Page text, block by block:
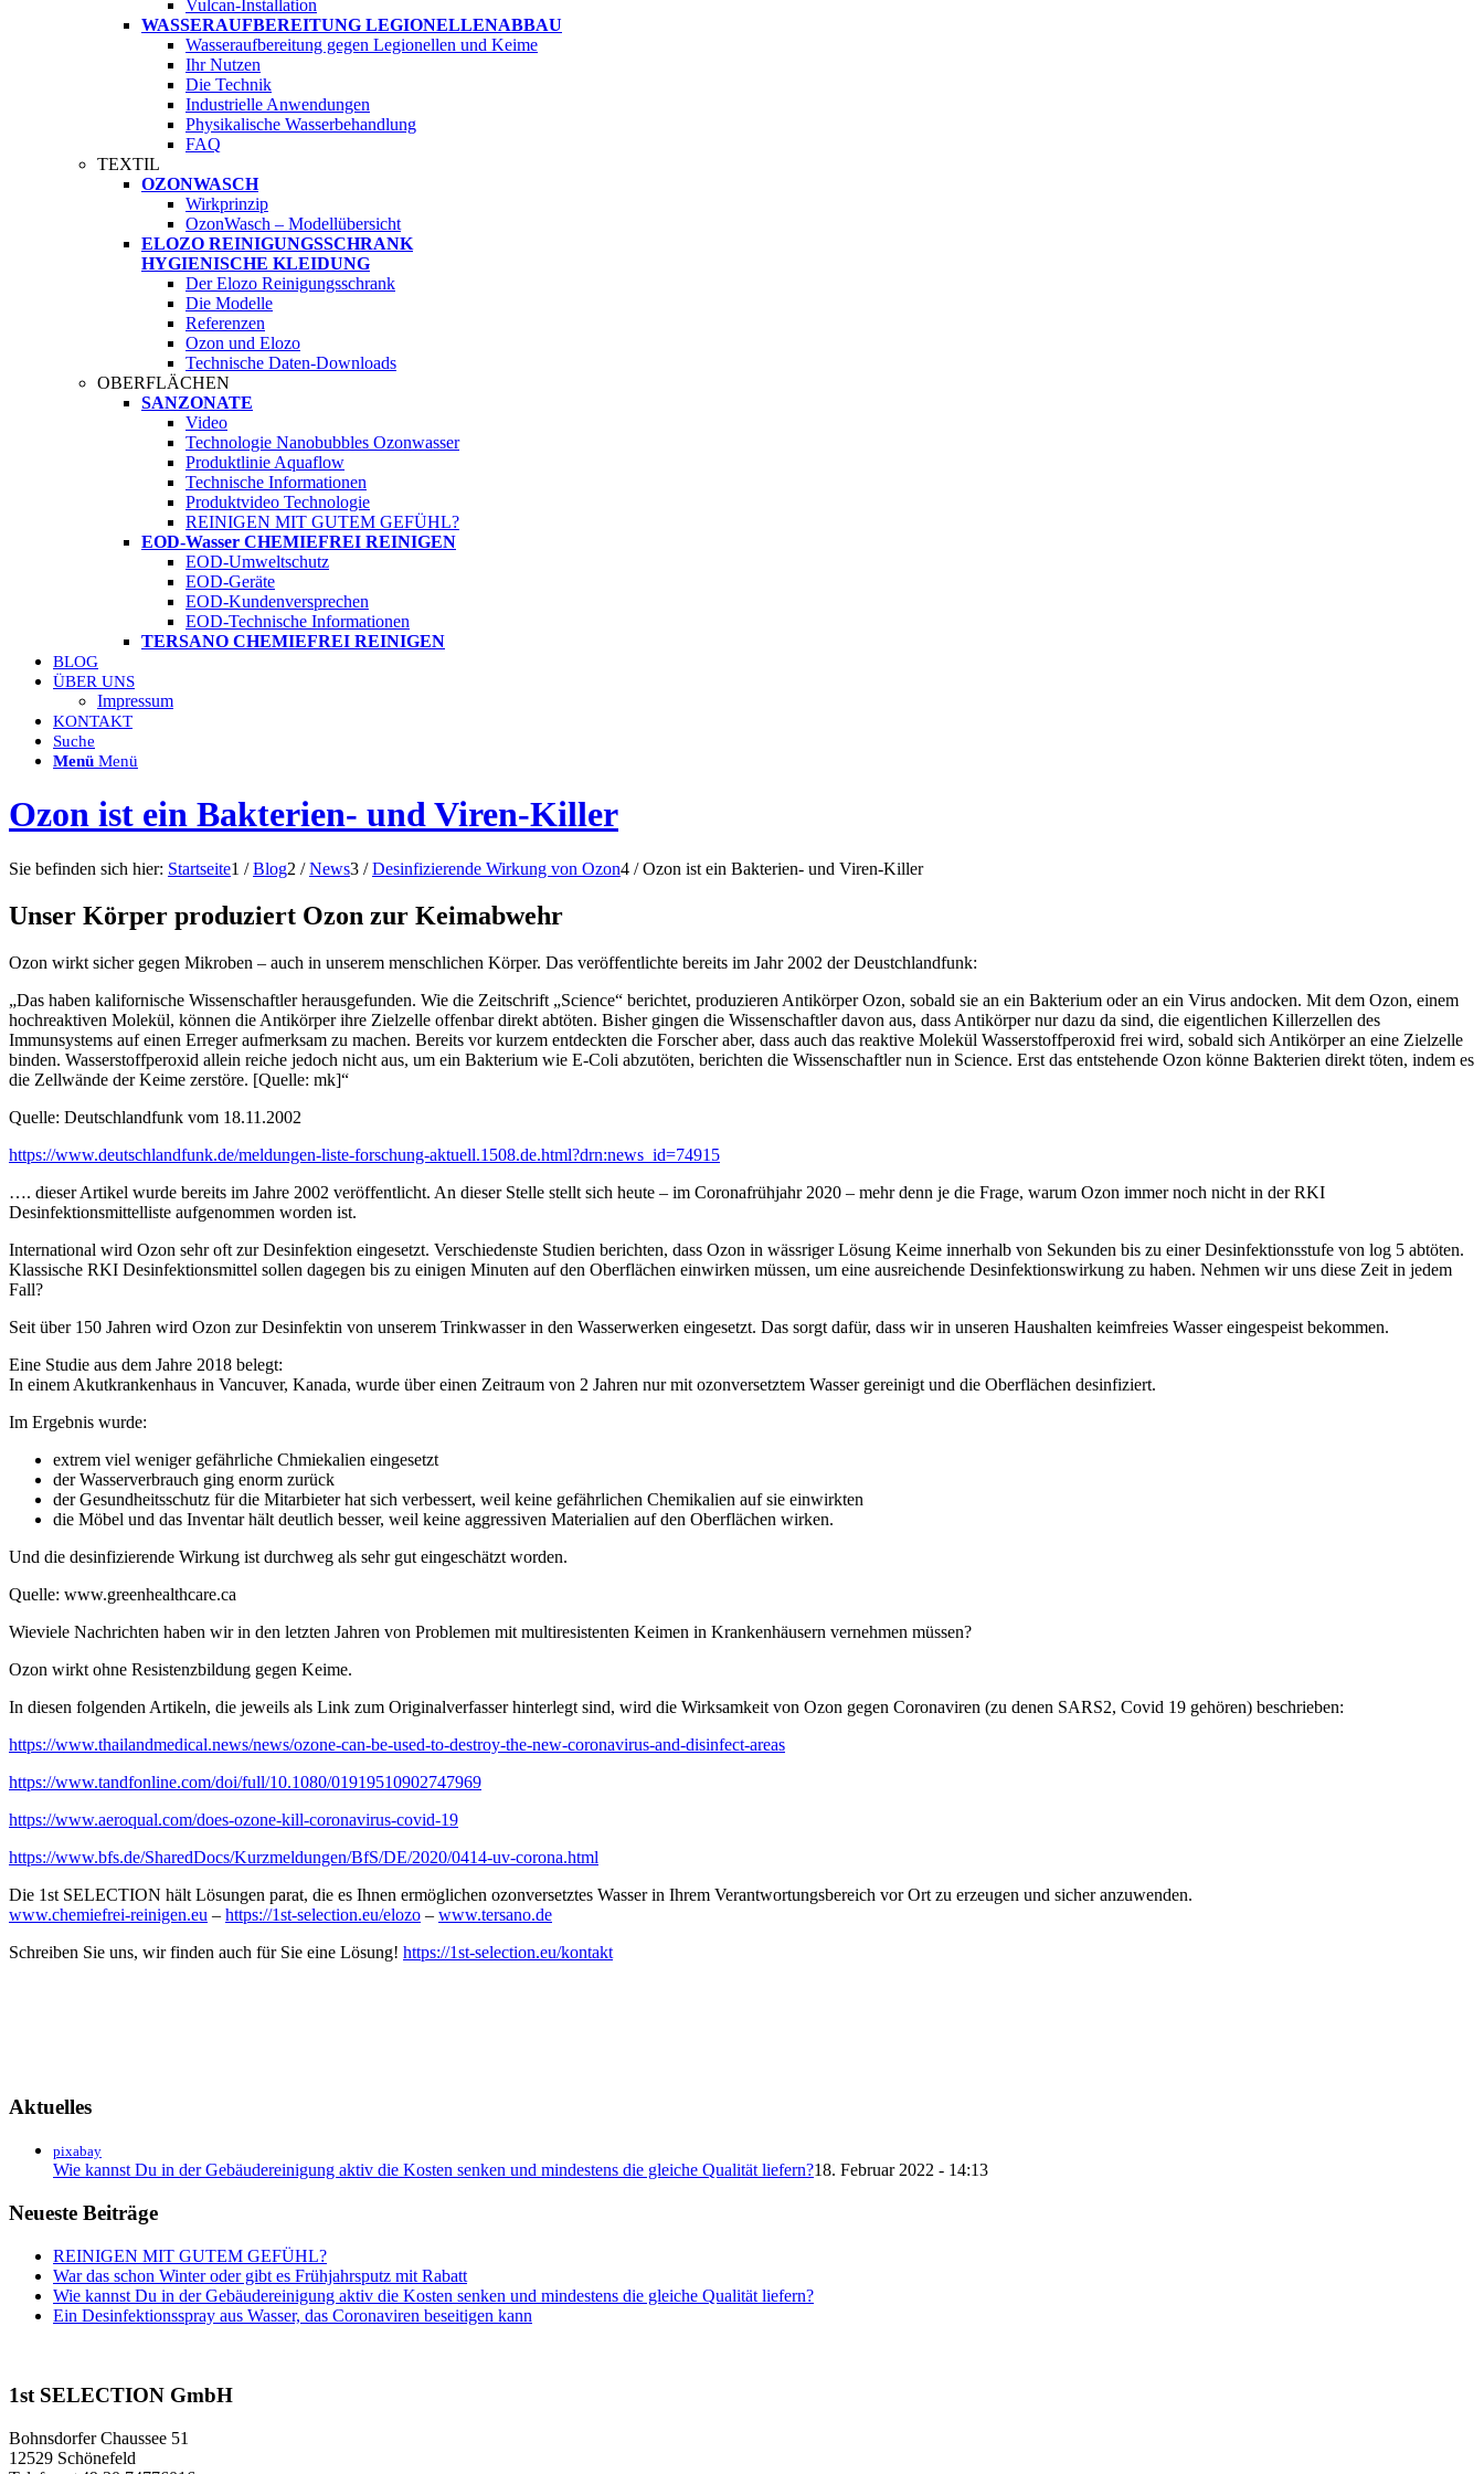
Vulcan-Installation
WASSERAUFBEREITUNG LEGIONELLENABBAU
Wasseraufbereitung gegen Legionellen und Keime
Ihr Nutzen
Die Technik
Industrielle Anwendungen
Physikalische Wasserbehandlung
FAQ
TEXTIL
OZONWASCH
Wirkprinzip
OzonWasch – Modellübersicht
ELOZO REINIGUNGSSCHRANK
HYGIENISCHE KLEIDUNG
Der Elozo Reinigungsschrank
Die Modelle
Referenzen
Ozon und Elozo
Technische Daten-Downloads
OBERFLÄCHEN
SANZONATE
Video
Technologie Nanobubbles Ozonwasser
Produktlinie Aquaflow
Technische Informationen
Produktvideo Technologie
REINIGEN MIT GUTEM GEFÜHL?
EOD-Wasser CHEMIEFREI REINIGEN
EOD-Umweltschutz
EOD-Geräte
EOD-Kundenversprechen
EOD-Technische Informationen
TERSANO CHEMIEFREI REINIGEN
BLOG
ÜBER UNS
Impressum
KONTAKT
Suche
Menü Menü
Ozon ist ein Bakterien- und Viren-Killer
Sie befinden sich hier: Startseite1 / Blog2 / News3 / Desinfizierende Wirkung von Ozon4 / Ozon ist ein Bakterien- und Viren-Killer
Unser Körper produziert Ozon zur Keimabwehr
Ozon wirkt sicher gegen Mikroben – auch in unserem menschlichen Körper. Das veröffentlichte bereits im Jahr 2002 der Deustchlandfunk:
„Das haben kalifornische Wissenschaftler herausgefunden. Wie die Zeitschrift „Science“ berichtet, produzieren Antikörper Ozon, sobald sie an ein Bakterium oder an ein Virus andocken. Mit dem Ozon, einem
hochreaktiven Molekül, können die Antikörper ihre Zielzelle offenbar direkt abtöten. Bisher gingen die Wissenschaftler davon aus, dass Antikörper nur dazu da sind, die eigentlichen Killerzellen des
Immunsystems auf einen Erreger aufmerksam zu machen. Bereits vor kurzem entdeckten die Forscher aber, dass auch das reaktive Molekül Wasserstoffperoxid frei wird, sobald sich Antikörper an eine Zielzelle
binden. Wasserstoffperoxid allein reiche jedoch nicht aus, um ein Bakterium wie E-Coli abzutöten, berichten die Wissenschaftler nun in Science. Erst das entstehende Ozon könne Bakterien direkt töten, indem es
die Zellwände der Keime zerstöre. [Quelle: mk]“
Quelle: Deutschlandfunk vom 18.11.2002
https://www.deutschlandfunk.de/meldungen-liste-forschung-aktuell.1508.de.html?drn:news_id=74915
…. dieser Artikel wurde bereits im Jahre 2002 veröffentlicht. An dieser Stelle stellt sich heute – im Coronafrühjahr 2020 – mehr denn je die Frage, warum Ozon immer noch nicht in der RKI
Desinfektionsmittelliste aufgenommen worden ist.
International wird Ozon sehr oft zur Desinfektion eingesetzt. Verschiedenste Studien berichten, dass Ozon in wässriger Lösung Keime innerhalb von Sekunden bis zu einer Desinfektionsstufe von log 5 abtöten.
Klassische RKI Desinfektionsmittel sollen dagegen bis zu einigen Minuten auf den Oberflächen einwirken müssen, um eine ausreichende Desinfektionswirkung zu haben. Nehmen wir uns diese Zeit in jedem
Fall?
Seit über 150 Jahren wird Ozon zur Desinfektin von unserem Trinkwasser in den Wasserwerken eingesetzt. Das sorgt dafür, dass wir in unseren Haushalten keimfreies Wasser eingespeist bekommen.
Eine Studie aus dem Jahre 2018 belegt:
In einem Akutkrankenhaus in Vancuver, Kanada, wurde über einen Zeitraum von 2 Jahren nur mit ozonversetztem Wasser gereinigt und die Oberflächen desinfiziert.
Im Ergebnis wurde:
extrem viel weniger gefährliche Chmiekalien eingesetzt
der Wasserverbrauch ging enorm zurück
der Gesundheitsschutz für die Mitarbieter hat sich verbessert, weil keine gefährlichen Chemikalien auf sie einwirkten
die Möbel und das Inventar hält deutlich besser, weil keine aggressiven Materialien auf den Oberflächen wirken.
Und die desinfizierende Wirkung ist durchweg als sehr gut eingeschätzt worden.
Quelle: www.greenhealthcare.ca
Wieviele Nachrichten haben wir in den letzten Jahren von Problemen mit multiresistenten Keimen in Krankenhäusern vernehmen müssen?
Ozon wirkt ohne Resistenzbildung gegen Keime.
In diesen folgenden Artikeln, die jeweils als Link zum Originalverfasser hinterlegt sind, wird die Wirksamkeit von Ozon gegen Coronaviren (zu denen SARS2, Covid 19 gehören) beschrieben:
https://www.thailandmedical.news/news/ozone-can-be-used-to-destroy-the-new-coronavirus-and-disinfect-areas
https://www.tandfonline.com/doi/full/10.1080/01919510902747969
https://www.aeroqual.com/does-ozone-kill-coronavirus-covid-19
https://www.bfs.de/SharedDocs/Kurzmeldungen/BfS/DE/2020/0414-uv-corona.html
Die 1st SELECTION hält Lösungen parat, die es Ihnen ermöglichen ozonversetztes Wasser in Ihrem Verantwortungsbereich vor Ort zu erzeugen und sicher anzuwenden.
www.chemiefrei-reinigen.eu – https://1st-selection.eu/elozo – www.tersano.de
Schreiben Sie uns, wir finden auch für Sie eine Lösung! https://1st-selection.eu/kontakt
Aktuelles
pixabay
Wie kannst Du in der Gebäudereinigung aktiv die Kosten senken und mindestens die gleiche Qualität liefern?18. Februar 2022 - 14:13
Neueste Beiträge
REINIGEN MIT GUTEM GEFÜHL?
War das schon Winter oder gibt es Frühjahrsputz mit Rabatt
Wie kannst Du in der Gebäudereinigung aktiv die Kosten senken und mindestens die gleiche Qualität liefern?
Ein Desinfektionsspray aus Wasser, das Coronaviren beseitigen kann
1st SELECTION GmbH
Bohnsdorfer Chaussee 51
12529 Schönefeld